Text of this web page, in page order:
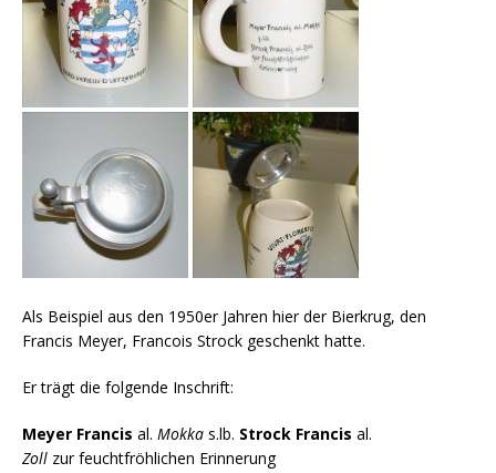
Als Beispiel aus den 1950er Jahren hier der Bierkrug, den
Francis Meyer, Francois Strock geschenkt hatte.
Er trägt die folgende Inschrift:
Meyer Francis al. Mokka s.lb. Strock Francis al.
Zoll zur feuchtfröhlichen Erinnerung